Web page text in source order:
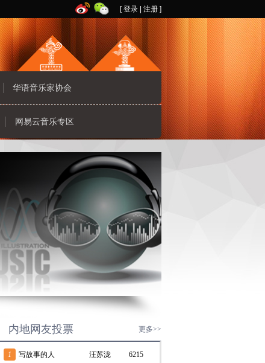
[登录 注册 ]
华语音乐家协会
网易云音乐专区
内地网友投票 更多>>
1 写故事的人 汪苏泷 6215